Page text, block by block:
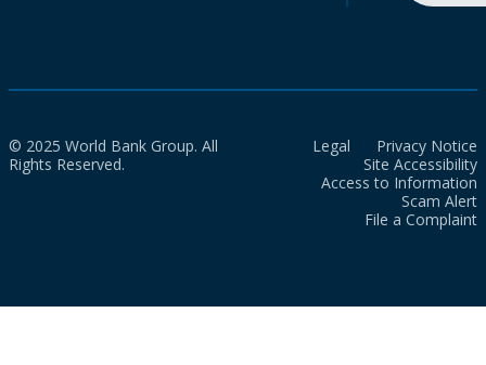
© 2025 World Bank Group. All
Rights Reserved.
Legal
Privacy Notice
Site Accessibility
Access to Information
Scam Alert
File a Complaint